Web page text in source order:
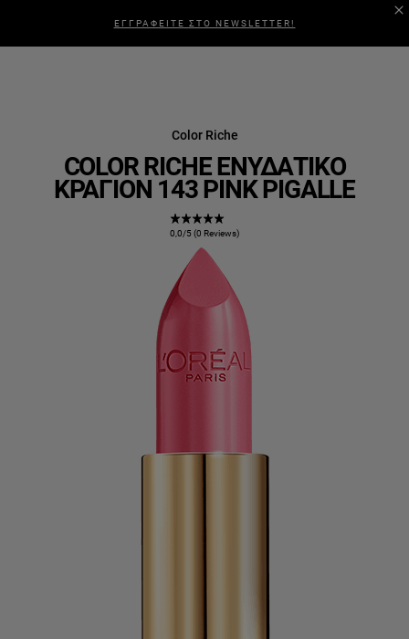
ΕΓΓΡΑΦΕΙΤΕ ΣΤΟ NEWSLETTER!
Color Riche
COLOR RICHE ΕΝΥΔΑΤΙΚΌ
ΚΡΑΓΙΌΝ 143 PINK PIGALLE
0,0/5 (0 Reviews)